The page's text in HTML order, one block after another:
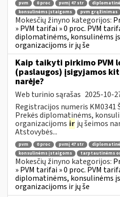
pvm 0 proc pvmį 47 str
konsulinėms įstaigoms
pvm grąžinimas
Mokesčių žinyno kategorijos:
» PVM tarifai » 0 proc. PVM
diplomatinėms, konsulinėms
organizacijoms ir jų še
Kaip taikyti pirkimo PVM
(paslaugos) įsigyjamos
narėje?
Web turinio sąrašas 2025-10-
Registracijos numeris
Prekės diplomatinėms,
organizacijoms ir jų šeimos
Atstovybės...
pvm 0 proc pvmį 47 str
konsulinėms įstaigoms
tarptautinėms
Mokesčių žinyno kategorijos:
» PVM tarifai » 0 proc. PVM
diplomatinėms, konsulinėms
organizacijoms ir jų še